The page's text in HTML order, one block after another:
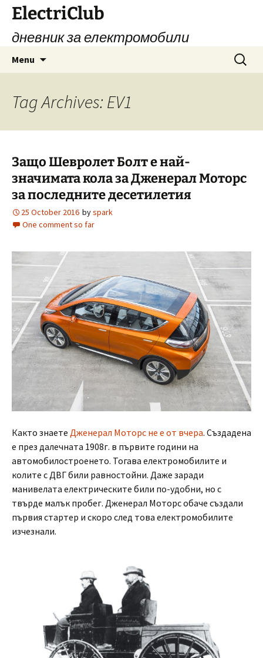
Skip
content
ElectriClub
дневник за електромобили
Menu
Search
for:
Tag Archives: EV1
Защо Шевролет Болт е най-
значимата кола за Дженерал Моторс
за последните десетилетия
25 October 2016 byspark
One comment so far
Както знаете Дженерал Моторс не е от вчера. Създадена
е през далечната 1908г. в първите години на
автомобилостроенето. Тогава електромобилите и
колите с ДВГ били равностойни. Даже заради
манивелата електрическите били по-удобни, но с
твърде малък пробег. Дженерал Моторс обаче създали
първия стартер и скоро след това електромобилите
изчезнали.